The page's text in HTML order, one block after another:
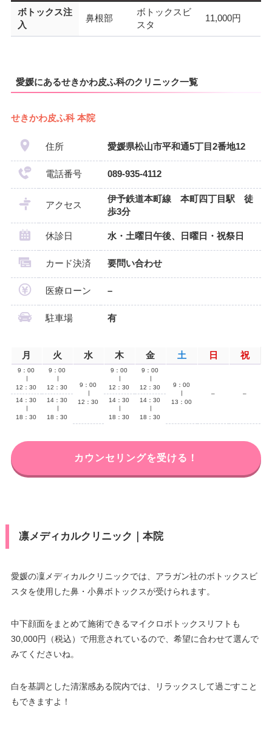
ボトックス注
入
鼻根部
ボトックスビ
スタ
11,000円
愛媛にあるせきかわ皮ふ科のクリニック一覧
せきかわ皮ふ科 本院
住所 愛媛県松山市平和通5丁目2番地12
電話番号 089-935-4112
アクセス
伊予鉄道本町線 本町四丁目駅 徒
歩3分
休診日 水・土曜日午後、日曜日・祝祭日
カード決済 要問い合わせ
医療ローン –
駐車場 有
月 火 水 木 金 土 日 祝
9：00
12：30
9：00
12：30
9：00
12：30
9：00
12：30
9：00
12：30
9：00
13：00
–
–
14：30
18：30
14：30
18：30
14：30
18：30
14：30
18：30
カウンセリングを受ける！
凛メディカルクリニック｜本院
愛媛の凜メディカルクリニックでは、アラガン社のボトックスビ
スタを使用した鼻・小鼻ボトックスが受けられます。
中下顔面をまとめて施術できるマイクロボトックスリフトも
30,000円（税込）で用意されているので、希望に合わせて選んで
みてくださいね。
白を基調とした清潔感ある院内では、リラックスして過ごすこと
もできますよ！